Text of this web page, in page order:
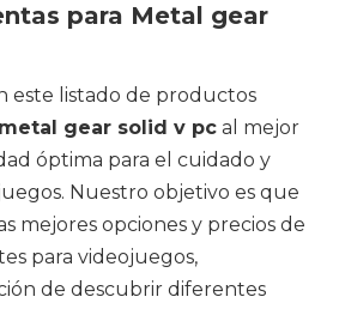
para Metal gear
este listado de productos
metal gear solid v pc al mejor
óptima para el cuidado y
Nuestro objetivo es que
mejores opciones y precios de
para videojuegos,
de descubrir diferentes